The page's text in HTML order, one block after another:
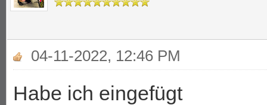
04-11-2022, 12:46 PM
Habe ich eingefügt